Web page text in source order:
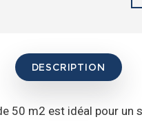
DESCRIPTION
50 m2 est idéal pour